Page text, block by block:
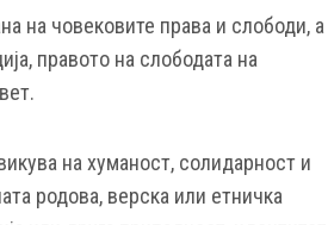
на човековите права и слободи, а
правото на слободата на
на хуманост, солидарност и
родова, верска или етничка